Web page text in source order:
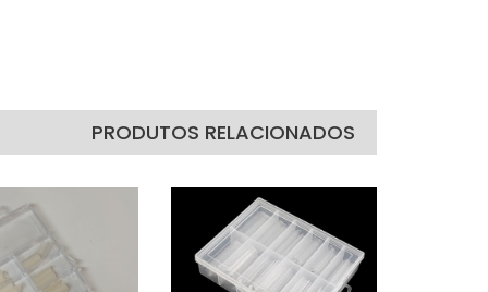
PRODUTOS RELACIONADOS